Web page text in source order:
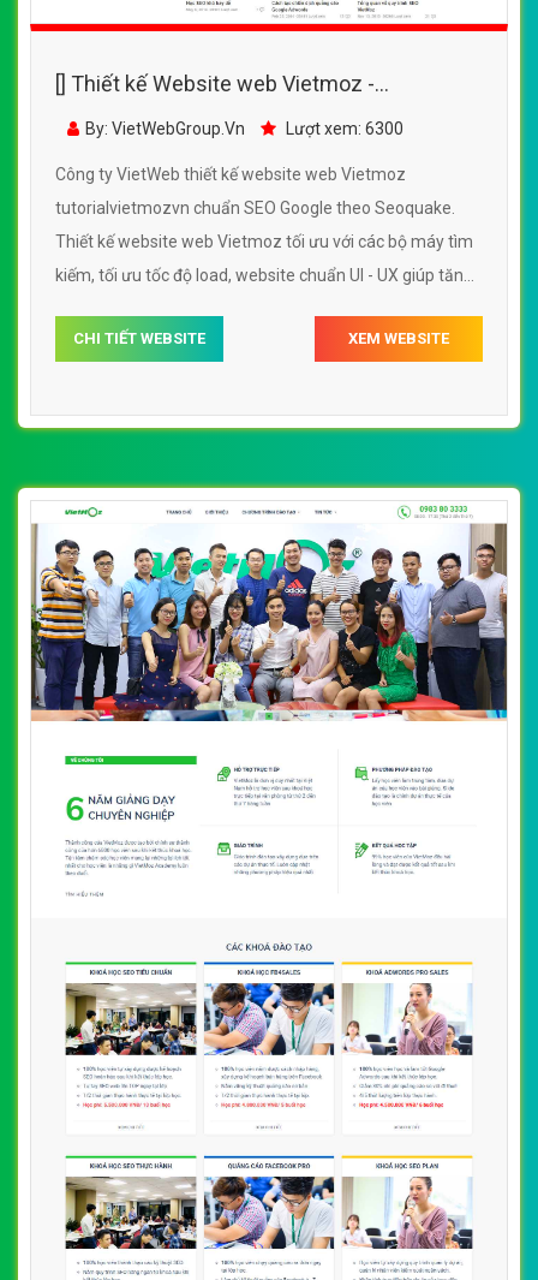
[] Thiết kế Website web Vietmoz -
tutorialvietmozvn
By: VietWebGroup.Vn Lượt xem: 6300
Công ty VietWeb thiết kế website web Vietmoz
tutorialvietmozvn chuẩn SEO Google theo Seoquake.
Thiết kế website web Vietmoz tối ưu với các bộ máy tìm
kiếm, tối ưu tốc độ load, website chuẩn UI - UX giúp tăng
tutorialvietmozvn
CHI TIẾT WEBSITE XEM WEBSITE